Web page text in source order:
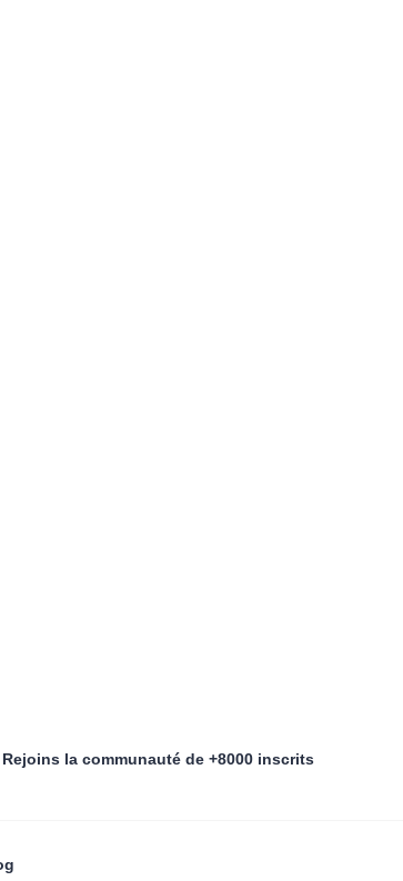
Rejoins la communauté de +8000 inscrits